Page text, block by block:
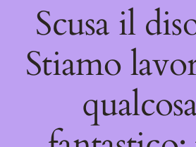
Scusa il
Stiamo